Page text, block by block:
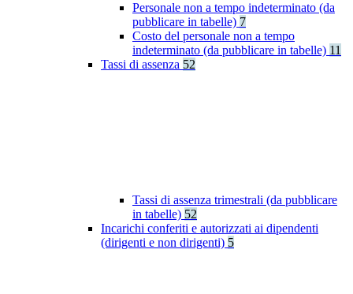
Personale non a tempo indeterminato (da
pubblicare in tabelle) 7
Costo del personale non a tempo
indeterminato (da pubblicare in tabelle) 11
Tassi di assenza 52
Tassi di assenza trimestrali (da pubblicare
in tabelle) 52
Incarichi conferiti e autorizzati ai dipendenti
(dirigenti e non dirigenti) 5